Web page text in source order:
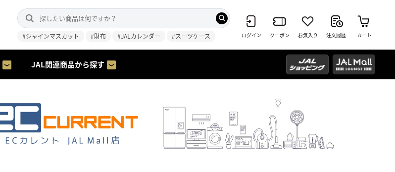
#シャインマスカット #財布 #JALカレンダー #スーツケース ログイン クーポン お気入り 注文履歴 カート
JAL関連商品から探す